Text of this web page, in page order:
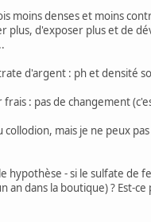
moins denses et moins
plus, d'exposer plus et de
d'argent : ph et densité
: pas de changement
mais je ne peux
hypothèse - si le sulfate de
an dans la boutique) ? Est-ce